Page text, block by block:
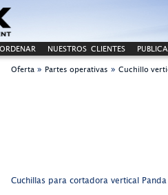
NUESTROS CLIENTES
Oferta » Partes operativas » Cuchillo
Cuchillas para cortadora vertical